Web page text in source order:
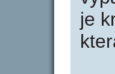
je